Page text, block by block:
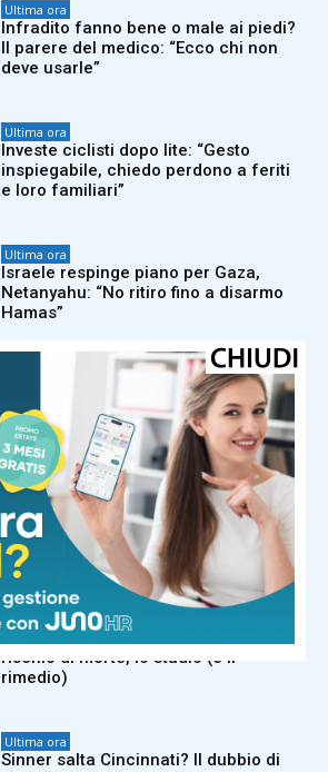
Ultima ora
Infradito fanno bene o male ai piedi?
Il parere del medico: “Ecco chi non
deve usarle”
Ultima ora
Investe ciclisti dopo lite: “Gesto
inspiegabile, chiedo perdono a feriti
e loro familiari”
Ultima ora
Israele respinge piano per Gaza,
Netanyahu: “No ritiro fino a disarmo
Hamas”
MotoGp, oggi il Gran Premio di
Silverstone – Diretta
Ultima ora
“Ho buttato due anelli tra i rifiuti”, li
ritrova nella discarica: ‘miracolo’ a
New York
Ultima ora
Mezz’ora sul divano aumenta il
rischio di morte, lo studio (e il
rimedio)
Ultima ora
Sinner salta Cincinnati? Il dubbio di